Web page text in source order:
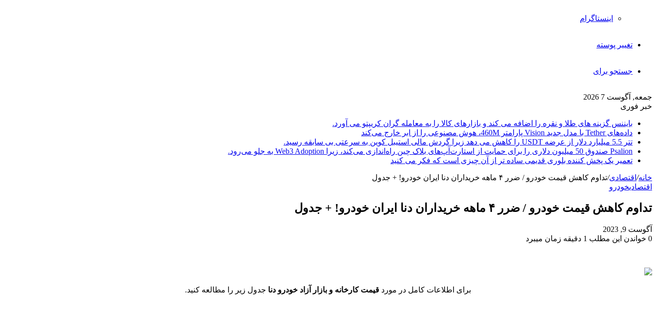
اینستاگرام
تغییر پوسته
جستجو برای
جمعه, آگوست 7 2026
خبر فوری
بایننس گزینه های طلا و نقره را اضافه می کند و بازارهای کالا را به معامله گران کریپتو می آورد.
داده‌های Tether با مدل جدید Vision پارامتر 460M، هوش مصنوعی را از ابر خارج می‌کند
تتر 5.5 میلیارد دلار از عرضه USDT را کاهش می دهد زیرا گردش مالی استیبل کوین به سرعتی بی سابقه رسید.
Psalion صندوق 50 میلیون دلاری را برای حمایت از استارت‌آپ‌های بلاک چین راه‌اندازی می‌کند، زیرا Web3 Adoption به جلو می‌رود.
تعمیر یک پخش کننده بلوری قدیمی ساده تر از آن چیزی است که فکر می کنید
خانه/ اقتصادی/تداوم کاهش قیمت خودرو / ضرر ۴ ماهه خریداران دنا ایران خودرو! + جدول
اقتصادیخودرو
تداوم کاهش قیمت خودرو / ضرر ۴ ماهه خریداران دنا ایران خودرو! + جدول
آگوست 9, 2023
0 خواندن این مطلب 1 دقیقه زمان میبرد
برای اطلاعات کامل در مورد قیمت کارخانه و بازار آزاد خودرو دنا جدول زیر را مطالعه کنید.